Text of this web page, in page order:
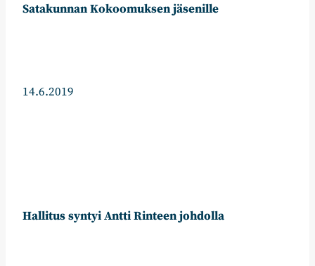
Satakunnan Kokoomuksen jäsenille
14.6.2019
Hallitus syntyi Antti Rinteen johdolla